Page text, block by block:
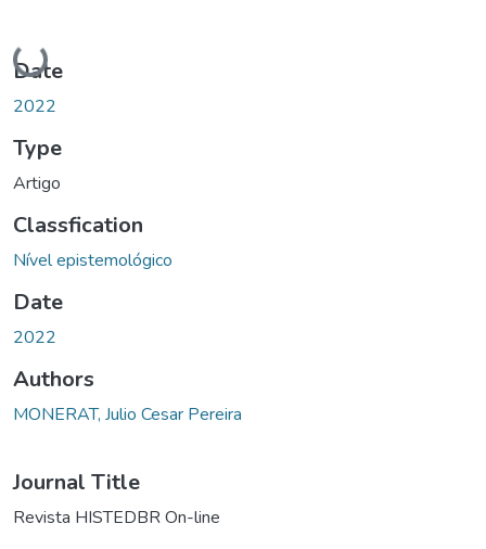
Loading...
Date
2022
Type
Artigo
Classfication
Nível epistemológico
Date
2022
Authors
MONERAT, Julio Cesar Pereira
Journal Title
Revista HISTEDBR On-line